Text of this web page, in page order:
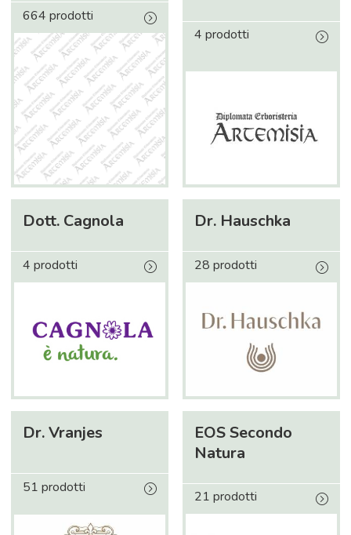
664 prodotti
4 prodotti
Dott. Cagnola
4 prodotti
Dr. Hauschka
28 prodotti
Dr. Vranjes
51 prodotti
EOS Secondo
Natura
21 prodotti